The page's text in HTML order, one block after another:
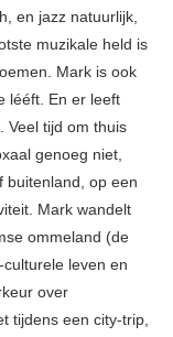
en jazz natuurlijk,
muzikale held is
Mark is ook
lééft. En er leeft
Veel tijd om thuis
genoeg niet,
buitenland, op een
Mark wandelt
ommeland (de
leven en
over
tijdens een city-trip,